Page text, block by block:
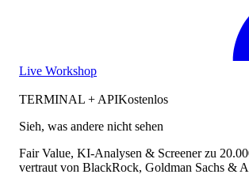
Live Workshop
TERMINAL + APIKostenlos
Sieh, was andere nicht sehen
Fair Value, KI-Analysen & Screener zu
vertraut von BlackRock, Goldman Sachs &